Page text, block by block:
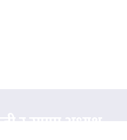
र राप्रपा अध्यक्ष